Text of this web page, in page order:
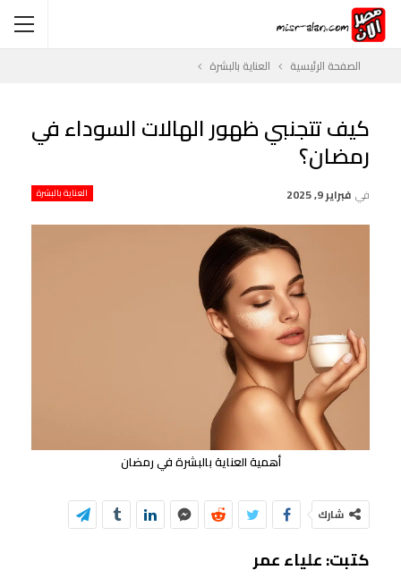
الصفحة الرئيسية العناية بالبشرة
كيف تتجنبي ظهور الهالات السوداء في
رمضان؟
العناية بالبشرة في فبراير 9, 2025
أهمية العناية بالبشرة في رمضان
شارك
كتبت: علياء عمر